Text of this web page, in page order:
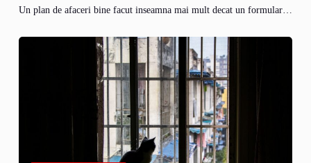
Un plan de afaceri bine facut inseamna mai mult decat un formular…